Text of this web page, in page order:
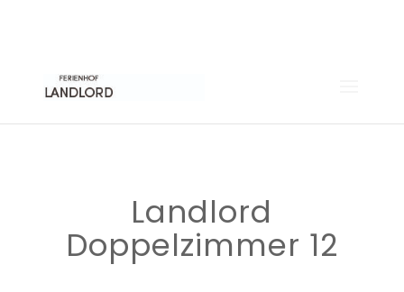
Landlord
Doppelzimmer 12